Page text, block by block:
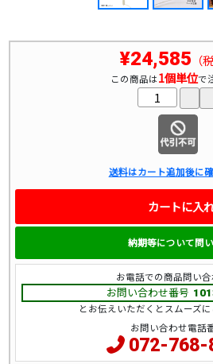
¥24,585 （
この商品は1個単位で
送料はカート追加後に
カートに入
納期等について問
お電話での商品問い合
お問い合わせ番号
とお伝えいただくとスムーズ
お問い合わせ電話
072-768-